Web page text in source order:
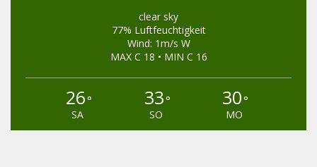
clear sky
77% Luftfeuchtigkeit
Wind: 1m/s W
MAX C 18 • MIN C 16
26°
SA
33°
SO
30°
MO